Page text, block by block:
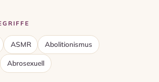
ASMR Abolitionismus
Abrosexuell